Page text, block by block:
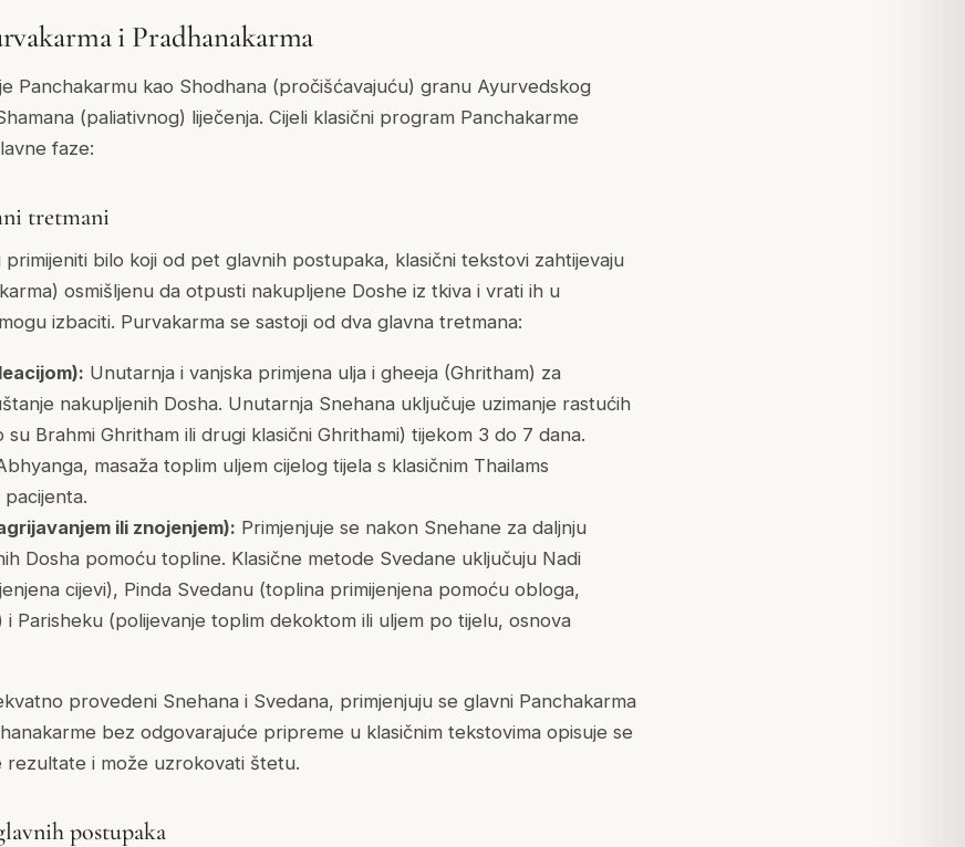
i Pradhanakarma
Panchakarmu kao Shodhana (pročišćavajuću) granu Ayurvedskog
(paliativnog) liječenja. Cijeli klasični program Panchakarme
faze:
tretmani
bilo koji od pet glavnih postupaka, klasični tekstovi zahtijevaju
osmišljenu da otpusti nakupljene Doshe iz tkiva i vrati ih u
izbaciti. Purvakarma se sastoji od dva glavna tretmana:
Unutarnja i vanjska primjena ulja i gheeja (Ghritham) za
nakupljenih Dosha. Unutarnja Snehana uključuje uzimanje rastućih
Brahmi Ghritham ili drugi klasični Ghrithami) tijekom 3 do 7 dana.
masaža toplim uljem cijelog tijela s klasičnim Thailams
ili znojenjem): Primjenjuje se nakon Snehane za daljnju
Dosha pomoću topline. Klasične metode Svedane uključuju Nadi
cijevi), Pinda Svedanu (toplina primijenjena pomoću obloga,
i Parisheku (polijevanje toplim dekoktom ili uljem po tijelu, osnova
provedeni Snehana i Svedana, primjenjuju se glavni Panchakarma
bez odgovarajuće pripreme u klasičnim tekstovima opisuje se
rezultate i može uzrokovati štetu.
postupaka